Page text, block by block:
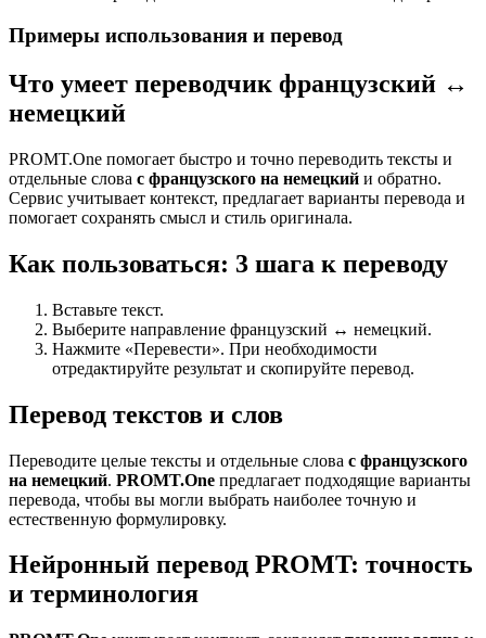
Примеры использования и перевод
Что умеет переводчик французский ↔
немецкий
PROMT.One помогает быстро и точно переводить тексты и
отдельные слова с французского на немецкий и обратно.
Сервис учитывает контекст, предлагает варианты перевода и
помогает сохранять смысл и стиль оригинала.
Как пользоваться: 3 шага к переводу
Вставьте текст.
Выберите направление французский ↔ немецкий.
Нажмите «Перевести». При необходимости
отредактируйте результат и скопируйте перевод.
Перевод текстов и слов
Переводите целые тексты и отдельные слова с французского
на немецкий. PROMT.One предлагает подходящие варианты
перевода, чтобы вы могли выбрать наиболее точную и
естественную формулировку.
Нейронный перевод PROMT: точность
и терминология